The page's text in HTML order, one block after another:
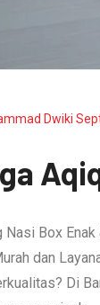
Dwiki
Nasi Box
dan
Di